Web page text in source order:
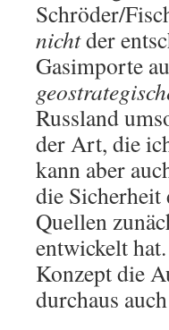
Schröder/
nichtder
Gasimporte
Russland
der Art, die
kann aber
die Sicherheit
Quellen
entwickelt
Konzept die
durchaus